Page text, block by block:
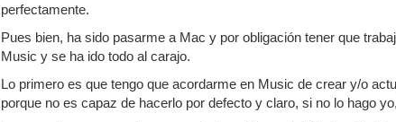
perfectamente.
Pues bien, ha sido pasarme a Mac y por obligación tener que
Music y se ha ido todo al carajo.
Lo primero es que tengo que acordarme en Music de crear y/o
porque no es capaz de hacerlo por defecto y claro, si no lo hago